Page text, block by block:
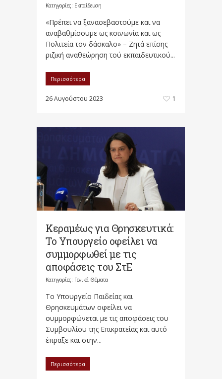
Κατηγορίες: Εκπαίδευση
«Πρέπει να ξανασεβαστούμε και να
αναβαθμίσουμε ως κοινωνία και ως
Πολιτεία τον δάσκαλο» – Ζητά επίσης
ριζική αναθεώρηση τού εκπαιδευτικού...
Περισσότερα
26 Αυγούστου 2023 1
Κεραμέως για Θρησκευτικά:
Το Υπουργείο οφείλει να
συμμορφωθεί με τις
αποφάσεις του ΣτΕ
Κατηγορίες: Γενικά Θέματα
Το Υπουργείο Παιδείας και
Θρησκευμάτων οφείλει να
συμμορφώνεται με τις αποφάσεις του
Συμβουλίου της Επικρατείας και αυτό
έπραξε και στην...
Περισσότερα